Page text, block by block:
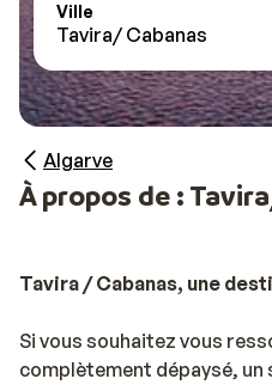
Ville
Tavira/ Cabanas
Algarve
À propos de :
Tavira / Cabanas, une
Si vous souhaitez vous
complètement dépaysé, un